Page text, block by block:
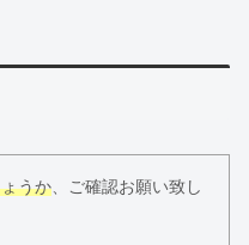
うか、ご確認お願い致し